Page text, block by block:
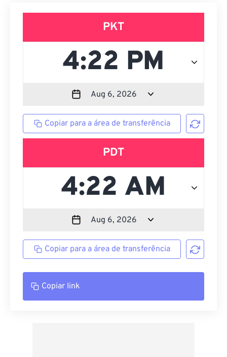
PKT
Copiar para a área de transferência
PDT
Copiar para a área de transferência
Copiar link